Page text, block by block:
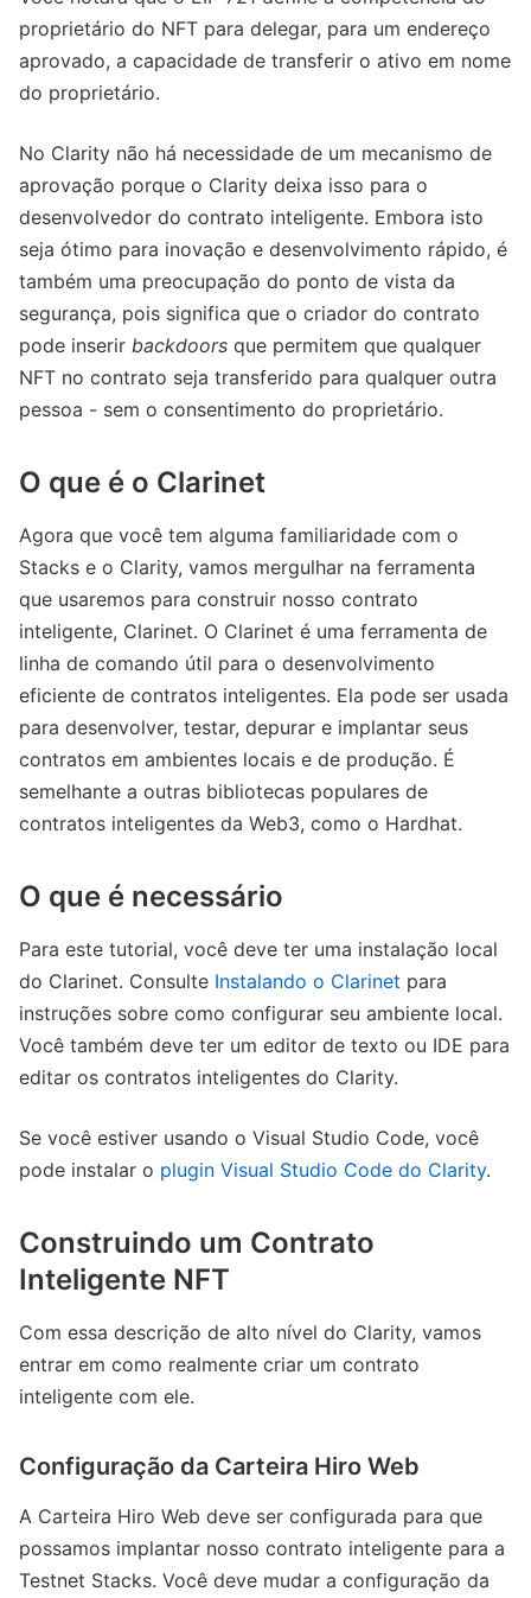
proprietário do NFT para delegar, para um endereço
aprovado, a capacidade de transferir o ativo em nome
do proprietário.
No Clarity não há necessidade de um mecanismo de
aprovação porque o Clarity deixa isso para o
desenvolvedor do contrato inteligente. Embora isto
seja ótimo para inovação e desenvolvimento rápido, é
também uma preocupação do ponto de vista da
segurança, pois significa que o criador do contrato
pode inserir backdoors que permitem que qualquer
NFT no contrato seja transferido para qualquer outra
pessoa - sem o consentimento do proprietário.
O que é o Clarinet
Agora que você tem alguma familiaridade com o
Stacks e o Clarity, vamos mergulhar na ferramenta
que usaremos para construir nosso contrato
inteligente, Clarinet. O Clarinet é uma ferramenta de
linha de comando útil para o desenvolvimento
eficiente de contratos inteligentes. Ela pode ser usada
para desenvolver, testar, depurar e implantar seus
contratos em ambientes locais e de produção. É
semelhante a outras bibliotecas populares de
contratos inteligentes da Web3, como o Hardhat.
O que é necessário
Para este tutorial, você deve ter uma instalação local
do Clarinet. Consulte Instalando o Clarinet para
instruções sobre como configurar seu ambiente local.
Você também deve ter um editor de texto ou IDE para
editar os contratos inteligentes do Clarity.
Se você estiver usando o Visual Studio Code, você
pode instalar o plugin Visual Studio Code do Clarity.
Construindo um Contrato
Inteligente NFT
Com essa descrição de alto nível do Clarity, vamos
entrar em como realmente criar um contrato
inteligente com ele.
Configuração da Carteira Hiro Web
A Carteira Hiro Web deve ser configurada para que
possamos implantar nosso contrato inteligente para a
Testnet Stacks. Você deve mudar a configuração da